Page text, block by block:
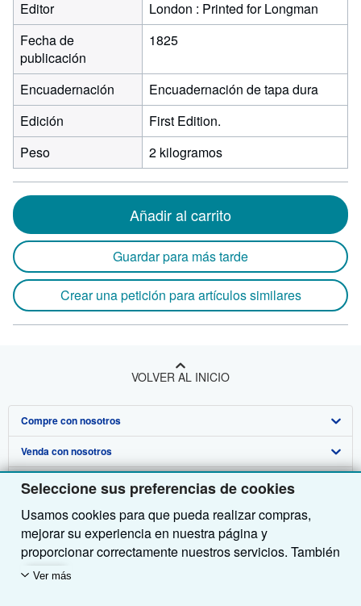
Seleccione sus preferencias de cookies
Usamos cookies para que pueda realizar compras,
mejorar su experiencia en nuestra página y
proporcionar correctamente nuestros servicios. También
utilizamos cookies para comprender el modo en que los
Ver más
Editor
London : Printed for Longman
Fecha de
publicación
1825
Encuadernación
Encuadernación de tapa dura
Edición
First Edition.
Peso
2 kilogramos
Añadir al carrito
Guardar para más tarde
Crear una petición para artículos similares
VOLVER AL INICIO
Compre con nosotros
Búsqueda avanzada
Colecciones
Mi cuenta
Mis pedidos
Ver carrito
Venda con nosotros
Comenzar a vender
Únase a nuestro programa de afiliados
Recomiende un vendedor
Sobre nosotros
Sobre IberLibro
Medios
Empleo
Obtener Ayuda
Preguntas frecuentes y guías
Atención al Cliente
Otras compañías de AbeBooks
AbeBooks.com
Siga a IberLibro